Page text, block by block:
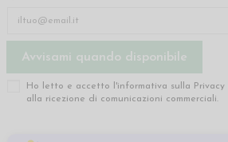
Ho letto e accetto l'informativa sulla Privacy
alla ricezione di comunicazioni commerciali.